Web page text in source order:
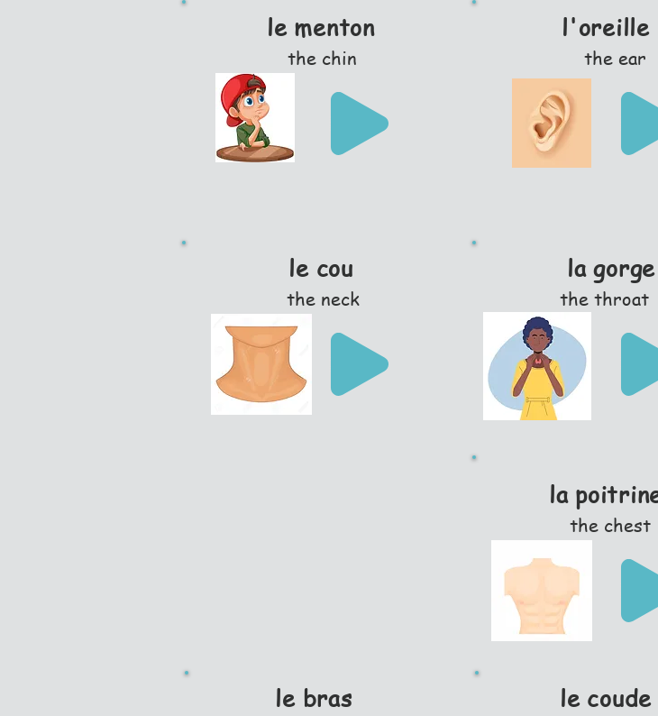
le menton
the chin
l'oreille
the ear
le cou
the neck
la gorge
the throat
la
the chest
le bras le coude